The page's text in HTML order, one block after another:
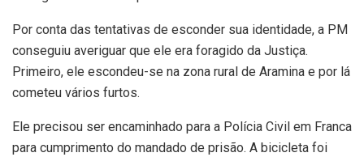
Por conta das tentativas de esconder sua identidade, a PM
conseguiu averiguar que ele era foragido da Justiça.
Primeiro, ele escondeu-se na zona rural de Aramina e por lá
cometeu vários furtos.
Ele precisou ser encaminhado para a Polícia Civil em Franca
para cumprimento do mandado de prisão. A bicicleta foi